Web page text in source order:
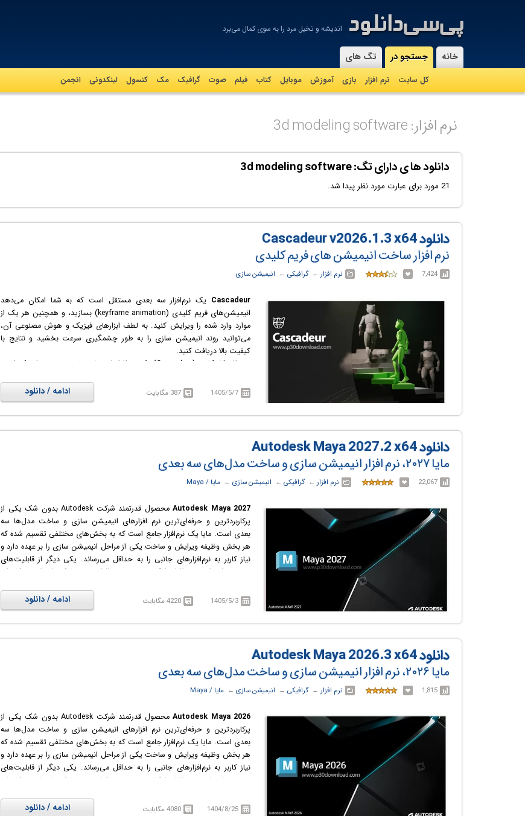
-
اندیشه و تخیل مرد را به سوی کمال می‌برد
خانه جستجو در
کل سایت نرم افزار بازی آموزش موبايل کتاب فیلم صوت گرافيک مک کنسول لینکدونی انجمن
تگ های
نرم افزار: 3d modeling software
دانلود ها ی دارای تگ: 3d modeling software
21 مورد برای عبارت مورد نظر پیدا شد.
دانلود Cascadeur v2026.1.3 x64
نرم افزار ساخت انیمیشن‌ های فریم کلیدی
7,424 نرم افزار ← ‏گرافیکی ← ‏ انیمیشن سازی
Cascadeur یک نرم‌افزار سه بعدی مستقل است که به شما امکان می‌دهد
انیمیشن‌های فریم کلیدی (keyframe animation) بسازید، و همچنین هر یک از
موارد وارد شده را ویرایش کنید. به لطف ابزارهای فیزیک و هوش مصنوعی آن،
می‌توانید روند انیمیشن سازی را به طور چشمگیری سرعت بخشید و نتایج با
کیفیت بالا دریافت کنید.
در واقع کاسکادور (Cascadeur) یک نرم‌افزار انیمیشن‌سازی مبتنی بر فیزیک است
این نرم‌افزار با ترکیب تکنیک‌های انیمیشن‌سازی سنتی و شبیه‌سازی فیزیک در زمان
واقعی، ایجاد انیمیشن‌های سه‌بعدی واقعی و پویا را برای کاراکترها و اشیاء آسان‌تر
می‌کند. حتی اگر کاربر مهارت‌های پیشرفته انیمیشن‌سازی نداشته باشد، می‌تواند از
این ابزار برای تولید حرکات طبیعی و واقع‌گرایانه استفاده کند.
1405/5/7 387 مگابایت ادامه / دانلود
دانلود Autodesk Maya 2027.2 x64
مایا ۲۰۲۷، نرم افزار انیمیشن سازی و ساخت مدل‌های سه بعدی
22,067 نرم افزار ← ‏گرافیکی ← ‏ انیمیشن سازی ← ‏ مایا / Maya
Autodesk Maya 2027
محصول قدرتمند شرکت Autodesk بدون شک یکی از
پرکاربردترین و حرفه‌ای‌ترین نرم افزارهای انیمیشن سازی و ساخت مدل‌ها سه
بعدی است. مایا یک نرم‌افزار جامع است که به بخش‌های مختلفی تقسیم شده که
هر بخش وظیفه ویرایش و ساخت یکی از مراحل انیمیشن سازی را بر عهده دارد و
نیاز کاربر به نرم‌افزارهای جانبی را به حداقل می‌رساند. یکی دیگر از قابلیت‌های
منحصربه‌فرد این نرم افزار، امکان توسعه نرم افزاری توسط کاربران است؛ کاربران
را توسعه داده و ابزارها و امکاناتی که پیشتر در نرم‌افزار وجود نداشته است را به آن
1405/5/3 4220 مگابایت ادامه / دانلود
دانلود Autodesk Maya 2026.3 x64
مایا ۲۰۲۶، نرم افزار انیمیشن سازی و ساخت مدل‌های سه بعدی
1,815 نرم افزار ← ‏گرافیکی ← ‏ انیمیشن سازی ← ‏ مایا / Maya
Autodesk Maya 2026
محصول قدرتمند شرکت Autodesk بدون شک یکی از
پرکاربردترین و حرفه‌ای‌ترین نرم افزارهای انیمیشن سازی و ساخت مدل‌ها سه
بعدی است. مایا یک نرم‌افزار جامع است که به بخش‌های مختلفی تقسیم شده که
هر بخش وظیفه ویرایش و ساخت یکی از مراحل انیمیشن سازی را بر عهده دارد و
نیاز کاربر به نرم‌افزارهای جانبی را به حداقل می‌رساند. یکی دیگر از قابلیت‌های
منحصربه‌فرد این نرم افزار، امکان توسعه نرم افزاری توسط کاربران است؛ کاربران
را توسعه داده و ابزارها و امکاناتی که پیشتر در نرم‌افزار وجود نداشته است را به آن
1404/8/25 4080 مگابایت ادامه / دانلود